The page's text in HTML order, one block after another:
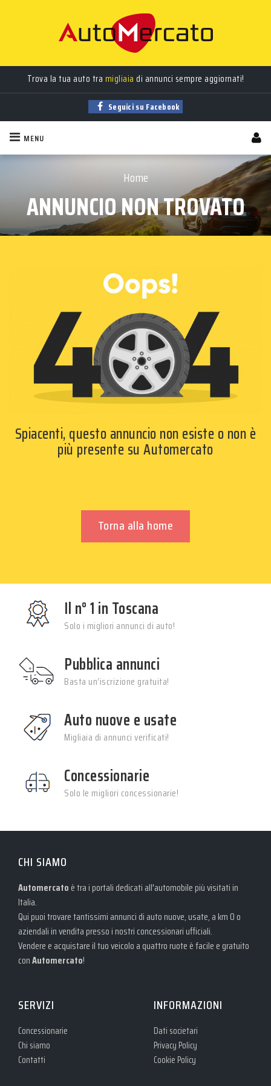
Trova la tua auto tra migliaia di annunci sempre aggiornati!
Seguici su Facebook
MENU
Home
ANNUNCIO NON TROVATO
Spiacenti, questo annuncio non esiste o non è
più presente su Automercato
Torna alla home
Il n° 1 in Toscana
Solo i migliori annunci di auto!
Pubblica annunci
Basta un’iscrizione gratuita!
Auto nuove e usate
Migliaia di annunci verificati!
Concessionarie
Solo le migliori concessionarie!
CHI SIAMO
Automercato è tra i portali dedicati all'automobile più visitati in
Italia.
Qui puoi trovare tantissimi annunci di auto nuove, usate, a km 0 o
aziendali in vendita presso i nostri concessionari ufficiali.
Vendere e acquistare il tuo veicolo a quattro ruote è facile e gratuito
conAutomercato!
SERVIZI
Concessionarie
Chi siamo
Contatti
INFORMAZIONI
Dati societari
Privacy Policy
Cookie Policy